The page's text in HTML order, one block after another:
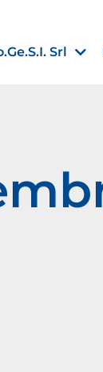
Srl
agevolata
Industria e